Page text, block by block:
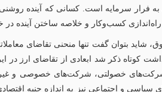
فرار سرمایه است. کسانی که آینده
کسب‌وکار و خلاصه ساختن آینده در
شاید بتوان گفت تنها منحنی تقاضای
کوتاه ذکر شد ابعادی از تقاضای ارز در
خصولتی، شرکت‌های خصوصی و
و اجتماعی نیز به اندازه جنبه